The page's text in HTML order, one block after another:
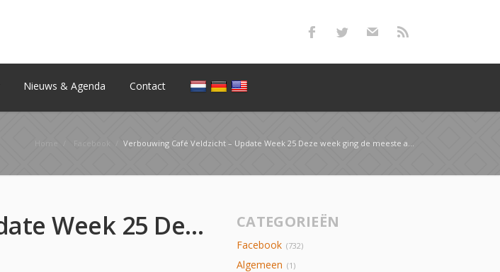
Nieuws & Agenda Contact
Home Facebook Verbouwing Café Veldzicht – Update Week 25 Deze week ging de meeste aandacht uit naar de lunchroom …
Verbouwing Café Veldzicht – Update Week 25 Deze week ging de meeste aandacht uit naar de lunchroom … CATEGORIEËN
Facebook (732)
Algemeen (1)